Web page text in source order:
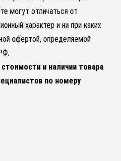
могут отличаться от
характер и ни при каких
офертой, определяемой
и наличии товара
по номеру